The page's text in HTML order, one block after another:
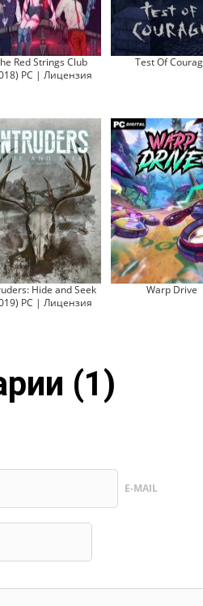
Red Strings Club
PC | Лицензия
Test Of
Hide and Seek
PC | Лицензия
Warp Drive
(1)
E-MAIL